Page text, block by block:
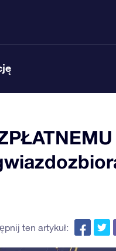
ten artykuł: